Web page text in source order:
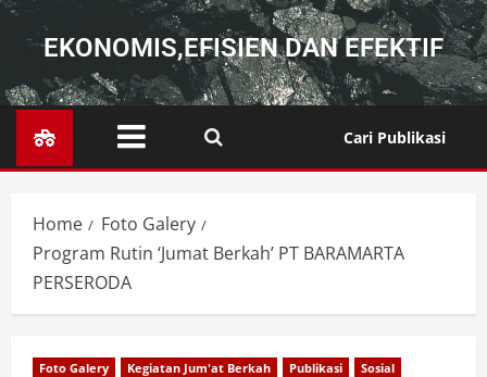
EKONOMIS,EFISIEN DAN EFEKTIF
Cari Publikasi
Home
Foto Galery
Program Rutin ‘Jumat Berkah’ PT BARAMARTA
PERSERODA
Foto Galery Kegiatan Jum'at Berkah Publikasi Sosial